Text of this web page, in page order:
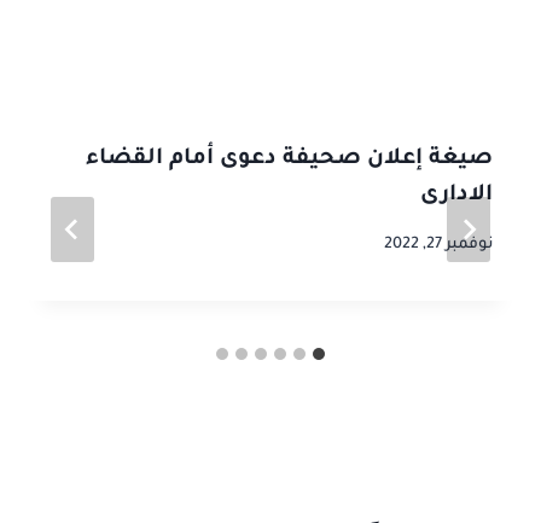
صيغة إعلان صحيفة دعوى أمام القضاء
الادارى
نوفمبر 27, 2022